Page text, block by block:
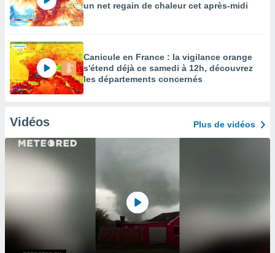
un net regain de chaleur cet après-midi
Canicule en France : la vigilance orange
s'étend déjà ce samedi à 12h, découvrez
les départements concernés
Vidéos Plus de vidéos